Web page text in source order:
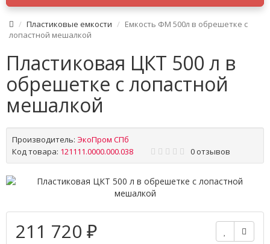
Пластиковые емкости
Емкость ФМ 500л в обрешетке с
лопастной мешалкой
Пластиковая ЦКТ 500 л в
обрешетке с лопастной
мешалкой
Производитель: ЭкоПром СПб
Код товара: 121111.0000.000.038 0 отзывов
211 720 ₽